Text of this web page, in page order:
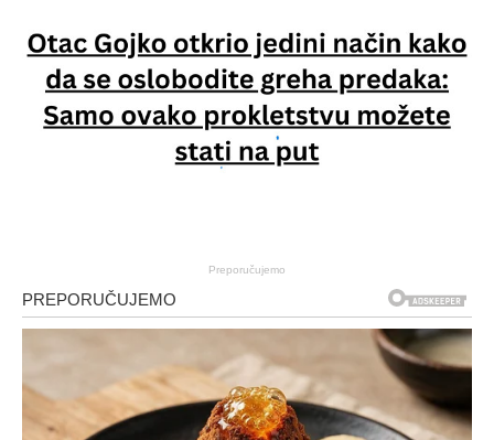
Preporučujemo